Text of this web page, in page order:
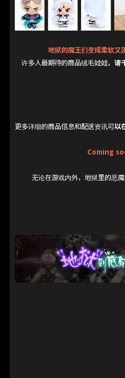
地狱的魔王们变成柔软又
许多人最期待的商品绒毛娃娃， 请
更多详细的商品信息和配送资讯可以
Coming
无论在游戏内外，地狱里的恶